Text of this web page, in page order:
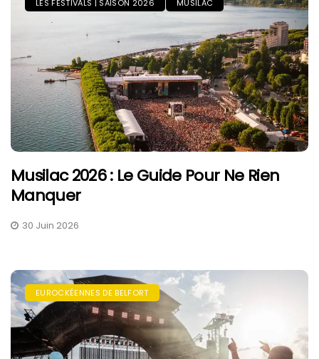
LES FESTIVALS | SAISON 2026 MUSILAC
Musilac 2026 : Le Guide Pour Ne Rien
Manquer
30 Juin 2026
EUROCKÉENNES DE BELFORT